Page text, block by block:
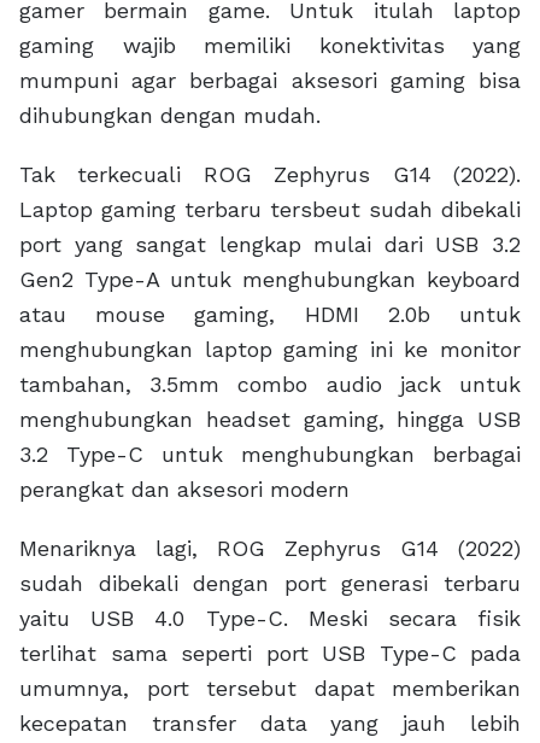
Laptop gaming terbaru tersbeut sudah dibekali
port yang sangat lengkap mulai dari USB 3.2
Gen2 Type-A untuk menghubungkan keyboard
atau mouse gaming, HDMI 2.0b untuk
menghubungkan laptop gaming ini ke monitor
tambahan, 3.5mm combo audio jack untuk
menghubungkan headset gaming, hingga USB
3.2 Type-C untuk menghubungkan berbagai
perangkat dan aksesori modern
Menariknya lagi, ROG Zephyrus G14 (2022)
sudah dibekali dengan port generasi terbaru
yaitu USB 4.0 Type-C. Meski secara fisik
terlihat sama seperti port USB Type-C pada
umumnya, port tersebut dapat memberikan
kecepatan transfer data yang jauh lebih
kencang dari port USB lain yang ada di ROG
Zephyrus G14 (2022) yaitu hingga 40Gbps. Port
ini juga telah mendukung fitur USB Power
Delivery hingga 100W, serta DisplayPort
sehingga gamer bisa menghubungkan ROG